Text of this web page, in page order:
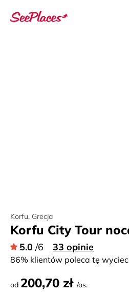
Korfu, Grecja
Korfu City Tour
5.0 /6 33 opinie
86% klientów poleca tę
od 200,70 zł /os.